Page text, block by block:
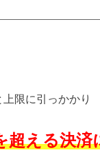
限に引っかかり
超える決済